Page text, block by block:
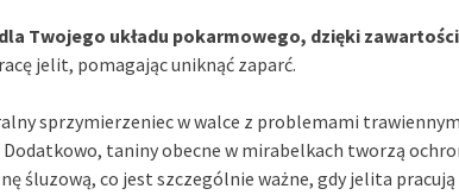
Twojego układu pokarmowego, dzięki
jelit, pomagając uniknąć zaparć.
sprzymierzeniec w walce z problemami
taniny obecne w mirabelkach tworzą
śluzową, co jest szczególnie ważne, gdy jelita